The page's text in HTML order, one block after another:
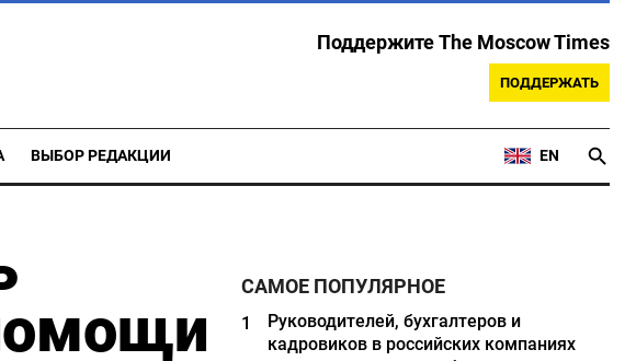
Поддержите The Moscow Times
ПОДДЕРЖАТЬ
ВЫБОР РЕДАКЦИИ EN
САМОЕ ПОПУЛЯРНОЕ
1
Руководителей, бухгалтеров и
кадровиков в российских компаниях